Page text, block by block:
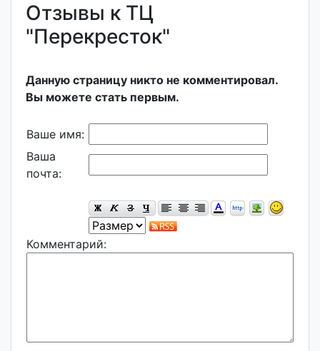
Отзывы к ТЦ
"Перекресток"
Данную страницу никто не комментировал.
Вы можете стать первым.
Ваше имя:
Ваша
почта:
Комментарий: